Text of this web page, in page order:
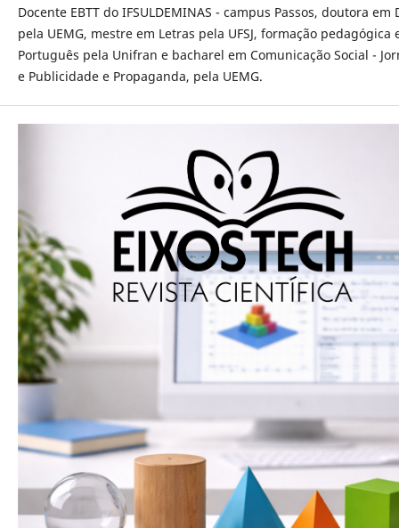
Docente EBTT do IFSULDEMINAS - campus Passos, doutora em
pela UEMG, mestre em Letras pela UFSJ, formação pedagógica
Português pela Unifran e bacharel em Comunicação Social -
e Publicidade e Propaganda, pela UEMG.